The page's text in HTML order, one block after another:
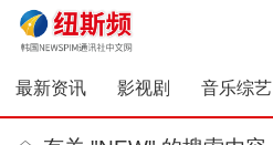
最新资讯 影视剧 音乐综艺